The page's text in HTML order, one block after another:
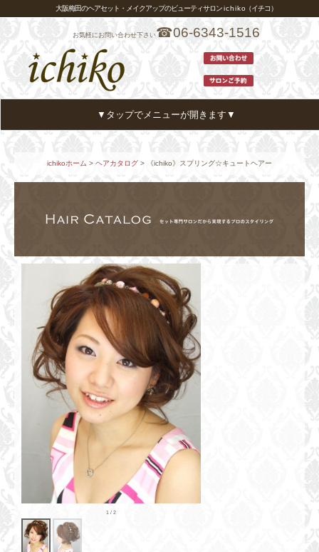
大阪梅田のヘアセット・メイクアップのビューティサロン i c h i k o（イチコ）
お気軽にお問い合わせ下さい☎06-6343-1516
▼タップでメニューが開きます▼
HAIR CATALOG
アクセス
ACCESS
お客様の声
VOICE
ichikoホーム > ヘアカタログ > 《ichiko》スプリング☆キュートヘアー